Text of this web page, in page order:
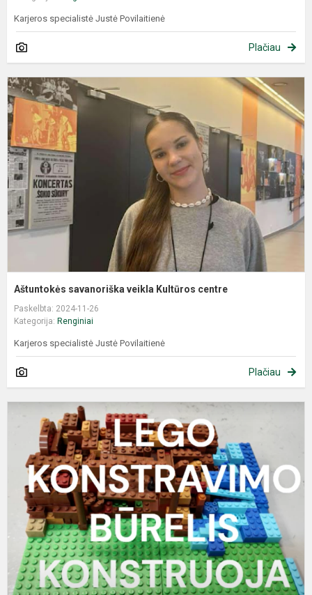
Karjeros specialistė Justė Povilaitienė
Plačiau
Aštuntokės savanoriška veikla Kultūros centre
Paskelbta: 2024-11-26
Kategorija: Renginiai
Karjeros specialistė Justė Povilaitienė
Plačiau